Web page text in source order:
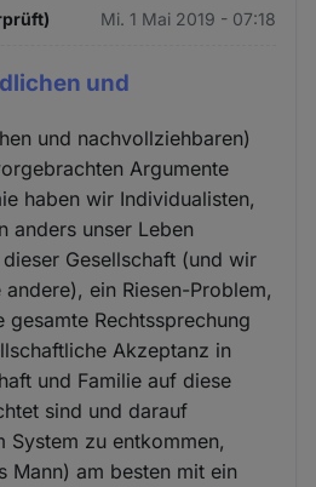
Mi. 1 Mai 2019 - 07:18
und
und nachvollziehbaren)
Argumente
haben wir Individualisten,
anders unser Leben
Gesellschaft (und wir
ein Riesen-Problem,
gesamte Rechtssprechung
Akzeptanz in
und Familie auf diese
sind und darauf
System zu entkommen,
Mann) am besten mit ein